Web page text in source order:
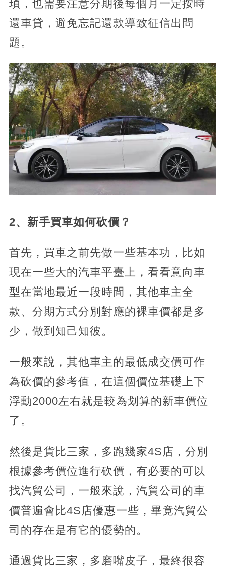
瑣，也需要注意分期後每個月一定按時
還車貸，避免忘記還款導致征信出問
題。
2、新手買車如何砍價？
首先，買車之前先做一些基本功，比如
現在一些大的汽車平臺上，看看意向車
型在當地最近一段時間，其他車主全
款、分期方式分別對應的裸車價都是多
少，做到知己知彼。
一般來說，其他車主的最低成交價可作
為砍價的參考值，在這個價位基礎上下
浮動2000左右就是較為划算的新車價位
了。
然後是貨比三家，多跑幾家4S店，分別
根據參考價位進行砍價，有必要的可以
找汽貿公司，一般來說，汽貿公司的車
價普遍會比4S店優惠一些，畢竟汽貿公
司的存在是有它的優勢的。
通過貨比三家，多磨嘴皮子，最終很容